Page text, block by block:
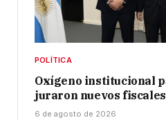
POLÍTICA
Oxígeno institucional
juraron nuevos
6 de agosto de 2026